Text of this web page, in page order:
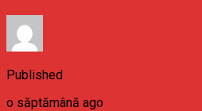
Published
o săptămână ago